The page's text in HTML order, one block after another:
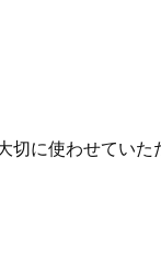
に使わせていた